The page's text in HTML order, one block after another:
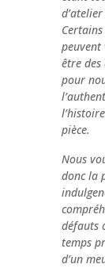
peuvent
être
pour
pièce.
Nous
donc la
défauts
temps
d’un